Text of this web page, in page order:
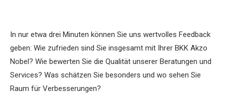
In nur etwa drei Minuten können Sie uns wertvolles Feedback
geben: Wie zufrieden sind Sie insgesamt mit Ihrer BKK Akzo
Nobel? Wie bewerten Sie die Qualität unserer Beratungen und
Services? Was schätzen Sie besonders und wo sehen Sie
Raum für Verbesserungen?